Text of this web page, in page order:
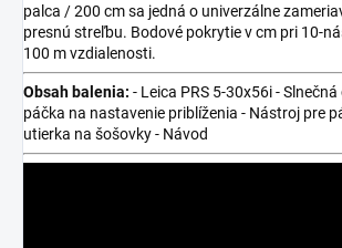
palca / 200 cm sa jedná o univerzálne
presnú streľbu. Bodové pokrytie v cm pri 10-
100 m vzdialenosti.
Obsah balenia: - Leica PRS 5-30x56i -
páčka na nastavenie priblíženia - Nástroj pre
utierka na šošovky - Návod